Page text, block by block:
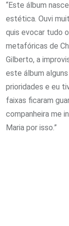
“Este álbum
estética. Ouvi
quis evocar tudo
metafóricas de
Gilberto, a
este álbum
prioridades e eu
faixas ficaram
companheira me
Maria por isso.”